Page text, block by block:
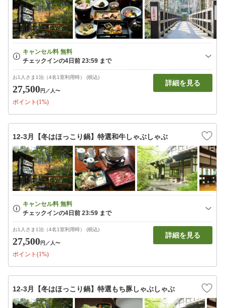
お1人さま1泊（4名1室利用時） (税込)
27,500円 ／人〜
ポイント(1%)
詳細を見る
12-3月【冬はほっこり鍋】特選和牛しゃぶしゃぶ
お1人さま1泊（4名1室利用時） (税込)
27,500円 ／人〜
ポイント(1%)
詳細を見る
12-3月【冬はほっこり鍋】特選もち豚しゃぶしゃぶ